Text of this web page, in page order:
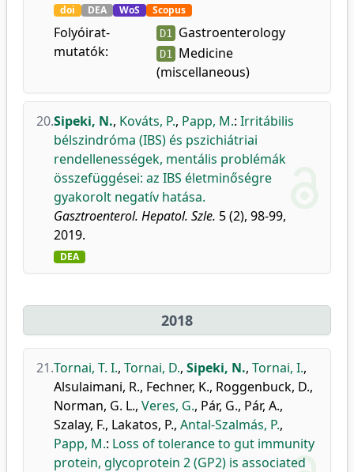
doi DEA WoS Scopus
Folyóirat-
mutatók:
D1 Gastroenterology
D1
Medicine
(miscellaneous)
20.Sipeki, N., Kováts, P., Papp, M.: Irritábilis
bélszindróma (IBS) és pszichiátriai
rendellenességek, mentális problémák
összefüggései: az IBS életminőségre
gyakorolt negatív hatása.
Gasztroenterol. Hepatol. Szle. 5 (2), 98-99,
2019.
DEA
2018
21.Tornai, T. I., Tornai, D., Sipeki, N., Tornai, I.,
Alsulaimani, R., Fechner, K., Roggenbuck, D.,
Norman, G. L., Veres, G., Pár, G., Pár, A.,
Szalay, F., Lakatos, P., Antal-Szalmás, P.,
Papp, M.: Loss of tolerance to gut immunity
protein, glycoprotein 2 (GP2) is associated